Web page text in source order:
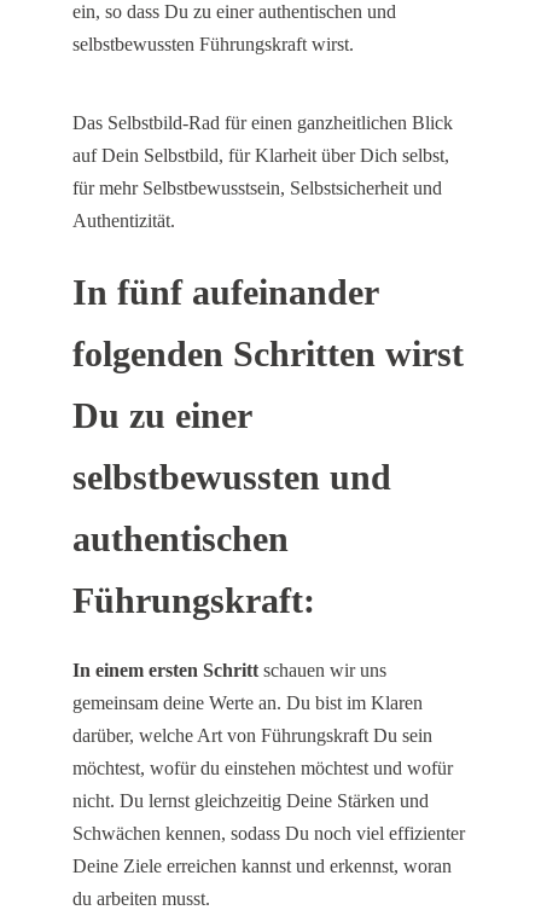
ein, so dass Du zu einer authentischen und
selbstbewussten Führungskraft wirst.
Das Selbstbild-Rad für einen ganzheitlichen Blick
auf Dein Selbstbild, für Klarheit über Dich selbst,
für mehr Selbstbewusstsein, Selbstsicherheit und
Authentizität.
In fünf aufeinander
folgenden Schritten wirst
Du zu einer
selbstbewussten und
authentischen
Führungskraft:
In einem ersten Schritt schauen wir uns
gemeinsam deine Werte an. Du bist im Klaren
darüber, welche Art von Führungskraft Du sein
möchtest, wofür du einstehen möchtest und wofür
nicht. Du lernst gleichzeitig Deine Stärken und
Schwächen kennen, sodass Du noch viel effizienter
Deine Ziele erreichen kannst und erkennst, woran
du arbeiten musst.